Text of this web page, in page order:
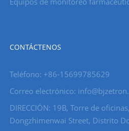
CONTÁCTENOS
Teléfono: +86-15699785629
Correo electrónico:
DIRECCIÓN: 19B, Torre de
Dongzhimenwai Street, Distrito